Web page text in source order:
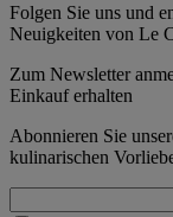
Folgen Sie uns und
Neuigkeiten von Le
Zum Newsletter
Einkauf erhalten
Abonnieren Sie
kulinarischen